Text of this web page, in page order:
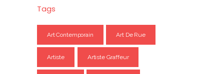
Tags
Art Contemporain Art De Rue
Artiste Artiste Graffeur